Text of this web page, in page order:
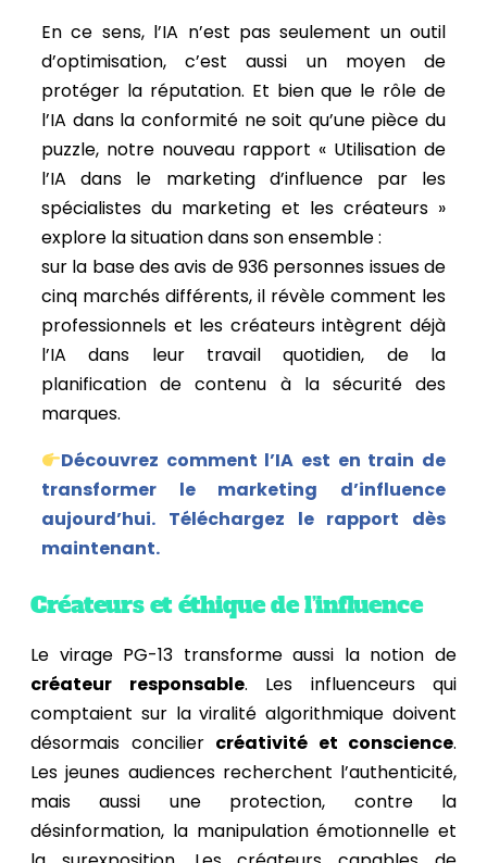
En ce sens, l’IA n’est pas seulement un outil
d’optimisation, c’est aussi un moyen de
protéger la réputation. Et bien que le rôle de
l’IA dans la conformité ne soit qu’une pièce du
puzzle, notre nouveau rapport « Utilisation de
l’IA dans le marketing d’influence par les
spécialistes du marketing et les créateurs »
explore la situation dans son ensemble :
sur la base des avis de 936 personnes issues de
cinq marchés différents, il révèle comment les
professionnels et les créateurs intègrent déjà
l’IA dans leur travail quotidien, de la
planification de contenu à la sécurité des
marques.
Découvrez comment l’IA est en train de
transformer le marketing d’influence
aujourd’hui. Téléchargez le rapport dès
maintenant.
Créateurs et éthique de l’influence
Le virage PG-13 transforme aussi la notion de
créateur responsable. Les influenceurs qui
comptaient sur la viralité algorithmique doivent
désormais concilier créativité et conscience.
Les jeunes audiences recherchent l’authenticité,
mais aussi une protection, contre la
désinformation, la manipulation émotionnelle et